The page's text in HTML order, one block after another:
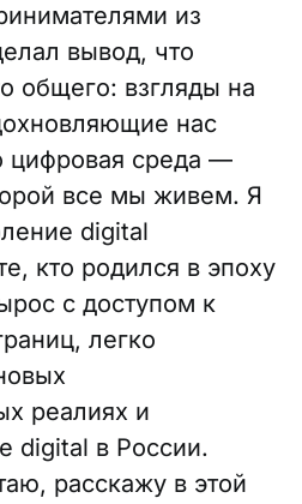
из
вывод, что
общего: взгляды на
нас
цифровая среда —
все мы живем. Я
digital
кто родился в эпоху
с доступом к
легко
реалиях и
digital в России.
расскажу в этой